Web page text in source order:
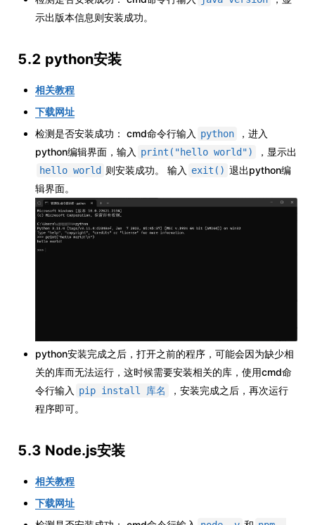
示出版本信息则安装成功。
5.2 python安装
相关教程
下载网址
检测是否安装成功： cmd命令行输入 python
，进入
python编辑界面，输入 print("hello world") ，显示出
hello world 则安装成功。 输入 exit() 退出python编
辑界面。
python安装完成之后，打开之前的程序，可能会因为缺少相
关的库而无法运行，这时候需要安装相关的库，使用cmd命
令行输入 pip install 库名
，安装完成之后，再次运行
程序即可。
5.3 Node.js安装
相关教程
下载网址